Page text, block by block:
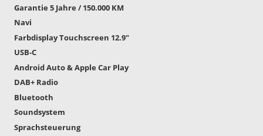
Garantie 5 Jahre / 150.000 KM
Navi
Farbdisplay Touchscreen 12.9"
USB-C
Android Auto & Apple Car Play
DAB+ Radio
Bluetooth
Soundsystem
Sprachsteuerung